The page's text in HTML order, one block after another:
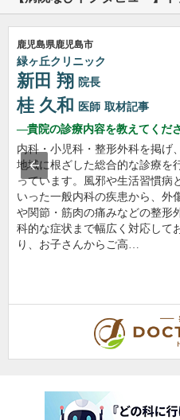
鹿児島県鹿児島市
緑ヶ丘クリニック
新田 翔 院長
桂 久和 医師 取材記事
貴院の診療内容を教えてくださ
内科・小児科・整形外科を掲げ、
地域に根ざした総合的な診療を
っています。風邪や生活習慣病
いった一般内科の疾患から、外
や関節・筋肉の痛みなどの整形
科的な症状まで幅広く対応して
り、お子さんからご高…